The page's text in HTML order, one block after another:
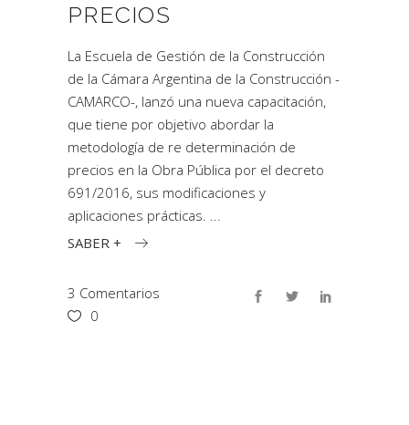
PRECIOS
La Escuela de Gestión de la Construcción
de la Cámara Argentina de la Construcción -
CAMARCO-, lanzó una nueva capacitación,
que tiene por objetivo abordar la
metodología de re determinación de
precios en la Obra Pública por el decreto
691/2016, sus modificaciones y
aplicaciones prácticas.
SABER +
3 Comentarios
0